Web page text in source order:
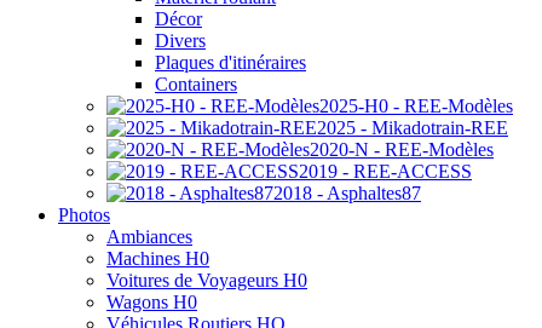
Décor
Divers
Plaques d'itinéraires
Containers
2025-H0 - REE-Modèles
2025 - Mikadotrain-REE
2020-N - REE-Modèles
2019 - REE-ACCESS
2018 - Asphaltes87
Photos
Ambiances
Machines H0
Voitures de Voyageurs H0
Wagons H0
Véhicules Routiers HO